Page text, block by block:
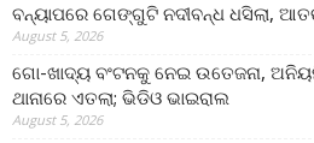
ବନ୍ୟାପରେ ଗେଙ୍ଗୁଟି ନଦୀବନ୍ଧ ଧସିଲା,
August 5, 2026
ଗୋ-ଖାଦ୍ୟ ବଂଟନକୁ ନେଇ ଉତେଜନା,
ଥାନାରେ ଏତଲା; ଭିଡିଓ ଭାଇରାଲ
August 5, 2026